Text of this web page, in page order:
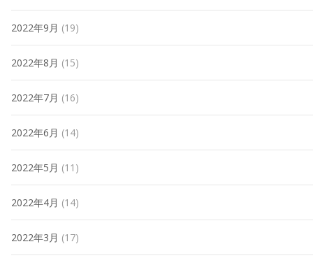
2022年9月 (19)
2022年8月 (15)
2022年7月 (16)
2022年6月 (14)
2022年5月 (11)
2022年4月 (14)
2022年3月 (17)